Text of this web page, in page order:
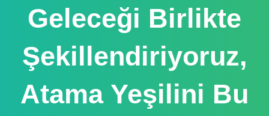
Geleceği Birlikte
Şekillendiriyoruz,
Atama Yeşilini Bu